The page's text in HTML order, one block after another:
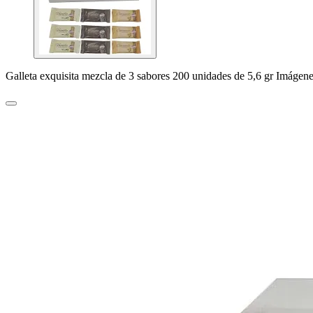
Galleta exquisita mezcla de 3 sabores 200 unidades de 5,6 gr